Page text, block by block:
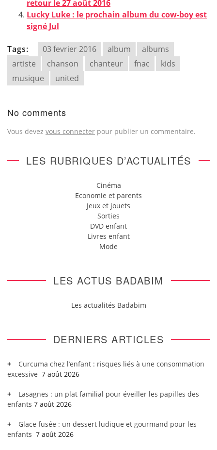
retour le 27 août 2016
Lucky Luke : le prochain album du cow-boy est
signé Jul
Tags: 03 fevrier 2016 album
albums
artiste
chanson chanteur fnac
kids
musique
united
No comments
Vous devez vous connecter pour publier un commentaire.
LES RUBRIQUES D’ACTUALITÉS
Cinéma
Economie et parents
Jeux et jouets
Sorties
DVD enfant
Livres enfant
Mode
LES ACTUS BADABIM
Les actualités Badabim
DERNIERS ARTICLES
Curcuma chez l’enfant : risques liés à une consommation
excessive 7 août 2026
Lasagnes : un plat familial pour éveiller les papilles des
enfants 7 août 2026
Glace fusée : un dessert ludique et gourmand pour les
enfants 7 août 2026